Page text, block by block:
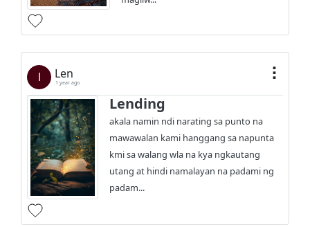
l Len
1 year ago
Lending
akala namin ndi narating sa punto na
mawawalan kami hanggang sa napunta
kmi sa walang wla na kya ngkautang
utang at hindi namalayan na padami ng
padam...